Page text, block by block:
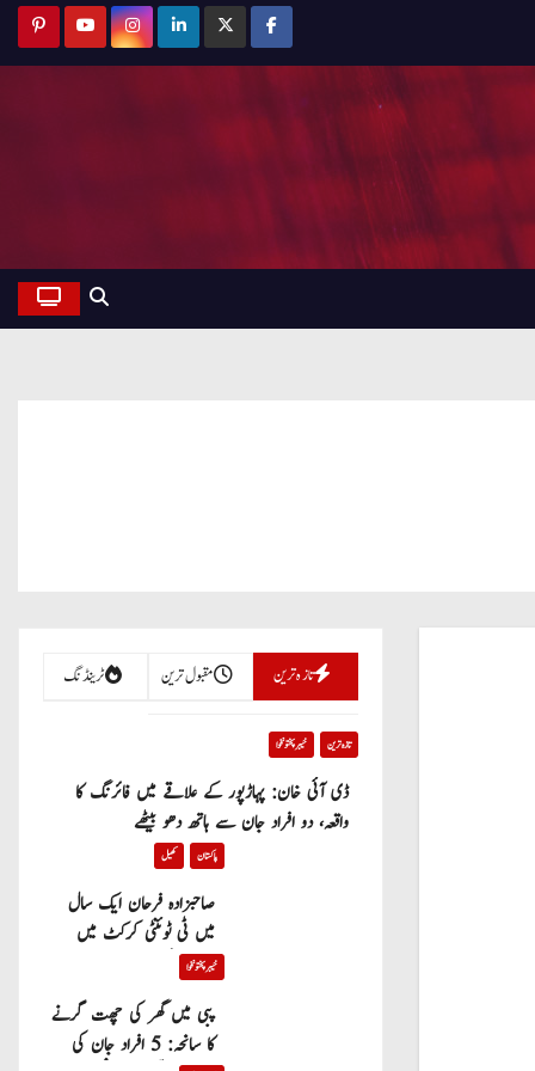
تازہ ترین مقبول ترین ٹرینڈنگ
تازہ ترین خیبر پختونخوا
ڈی آئی خان: پہاڑپور کے علاقے میں فائرنگ کا
واقعہ، دو افراد جان سے ہاتھ دھو بیٹھے
پاکستان کھیل
صاحبزادہ فرحان ایک سال
میں ٹی ٹوئنٹی کرکٹ میں
100 چھکے لگانے والے پہلے
پاکستانی بیٹر بن گئے
خیبر پختونخوا
پبی میں گھر کی چھت گرنے
کا سانحہ: 5 افراد جان کی